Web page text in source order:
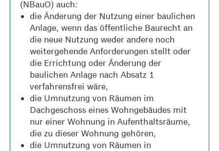
(NBauO) auch:
die Änderung der Nutzung einer baulichen
Anlage, wenn das öffentliche Baurecht an
die neue Nutzung weder andere noch
weitergehende Anforderungen stellt oder
die Errichtung oder Änderung der
baulichen Anlage nach Absatz 1
verfahrensfrei wäre,
die Umnutzung von Räumen im
Dachgeschoss eines Wohngebäudes mit
nur einer Wohnung in Aufenthaltsräume,
die zu dieser Wohnung gehören,
die Umnutzung von Räumen in